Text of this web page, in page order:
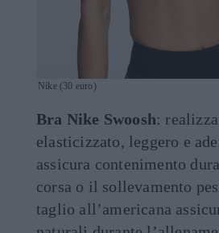
Nike (30 euro)
Bra Nike Swoosh:
elasticizzato, leggero e
assicura contenimento
corsa o il sollevamento
taglio all’americana